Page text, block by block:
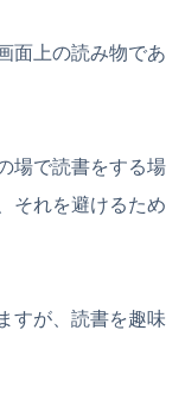
面上の読み物であ
場で読書をする場
それを避けるため
すが、読書を趣味